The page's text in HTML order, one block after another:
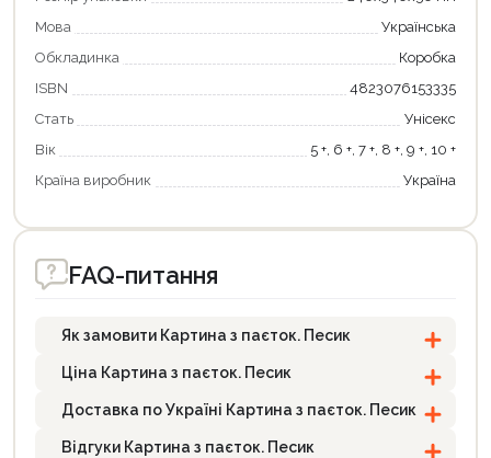
Мова
Українська
Обкладинка
Коробка
ISBN
4823076153335
Стать
Унісекс
Вік
5 +, 6 +, 7 +, 8 +, 9 +, 10 +
Країна виробник
Україна
FAQ-питання
Як замовити Картина з паєток. Песик
Ціна Картина з паєток. Песик
Доставка по Україні Картина з паєток. Песик
Відгуки Картина з паєток. Песик
Оформити замовлення